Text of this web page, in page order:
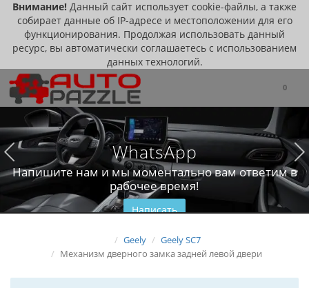
Внимание! Данный сайт использует cookie-файлы, а также
собирает данные об IP-адресе и местоположении для его
функционирования. Продолжая использовать данный
ресурс, вы автоматически соглашаетесь с использованием
данных технологий.
0
WhatsApp
Напишите нам и мы моментально вам ответим в
рабочее время!
Написать
Geely
Geely SC7
Механизм дверного замка задней левой двери